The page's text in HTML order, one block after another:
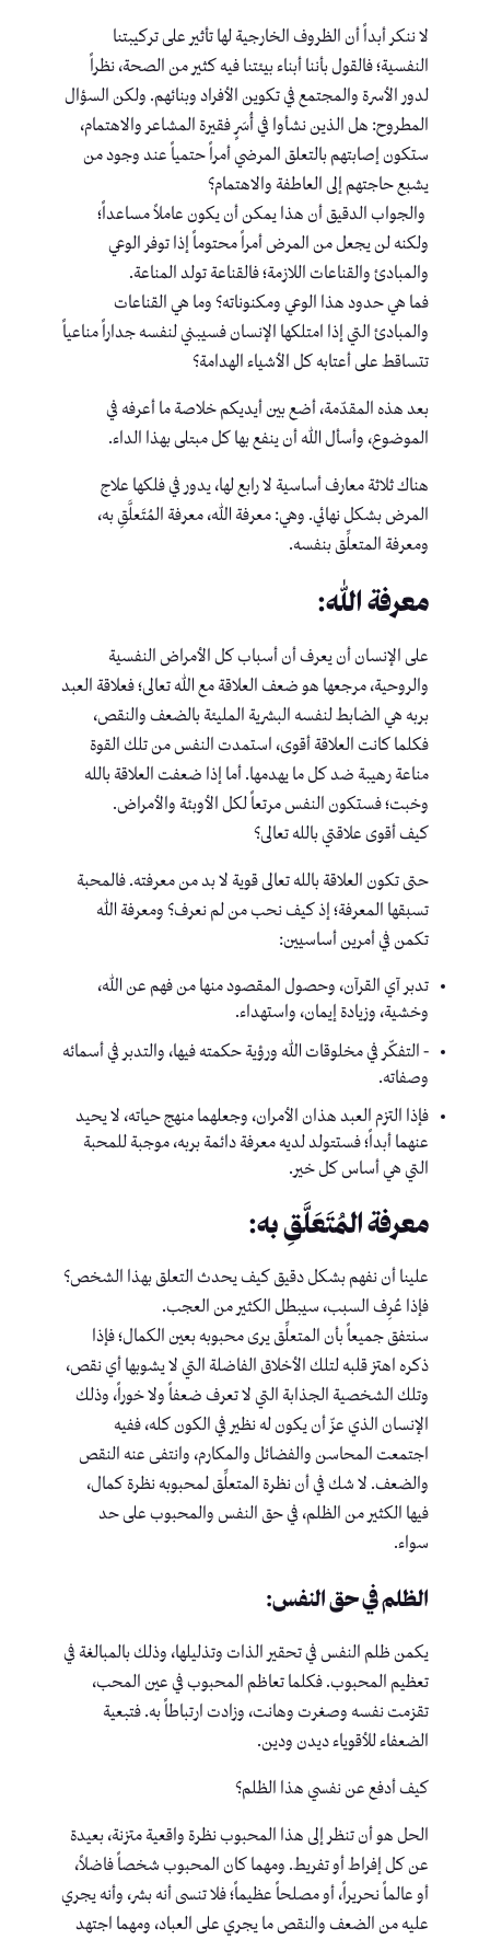
لا ننكر أبداً أن الظروف الخارجية لها تأثير على تركيبتنا
النفسية؛ فالقول بأننا أبناء بيئتنا فيه كثير من الصحة، نظراً
لدور الأسرة والمجتمع في تكوين الأفراد وبنائهم. ولكن السؤال
المطروح: هل الذين نشأوا في أُسَرٍ فقيرة المشاعر والاهتمام،
ستكون إصابتهم بالتعلق المرضي أمراً حتمياً عند وجود من
يشبع حاجتهم إلى العاطفة والاهتمام؟
‏ والجواب الدقيق أن هذا يمكن أن يكون عاملاً مساعداً؛
ولكنه لن يجعل من المرض أمراً محتوماً إذا توفر الوعي
والمبادئ والقناعات اللازمة؛ فالقناعة تولد المناعة.
فما هي حدود هذا الوعي ومكنوناته؟ وما هي القناعات
والمبادئ التي إذا امتلكها الإنسان فسيبني لنفسه جداراً مناعياً
تتساقط على أعتابه كل الأشياء الهدامة؟
بعد هذه المقدّمة، أضع بين أيديكم خلاصة ما أعرفه في
الموضوع، وأسأل الله أن ينفع بها كل مبتلى بهذا الداء.
هناك ثلاثة معارف أساسية لا رابع لها، يدور في فلكها علاج
المرض بشكل نهائي. وهي: معرفة الله، معرفة المُتَعلَّقِ به،
ومعرفة المتعلِّق بنفسه.
معرفة الله:
على الإنسان أن يعرف أن أسباب كل الأمراض النفسية
والروحية، مرجعها هو ضعف العلاقة مع الله تعالى؛ فعلاقة العبد
بربه هي الضابط لنفسه البشرية المليئة بالضعف والنقص،
فكلما كانت العلاقة أقوى، استمدت النفس من تلك القوة
مناعة رهيبة ضد كل ما يهدمها. أما إذا ضعفت العلاقة بالله
وخبت؛ فستكون النفس مرتعاً لكل الأوبئة والأمراض.
كيف أقوى علاقتي بالله تعالى؟
حتى تكون العلاقة بالله تعالى قوية لا بد من معرفته. فالمحبة
تسبقها المعرفة؛ إذ كيف نحب من لم نعرف؟ ومعرفة الله
تكمن في أمرين أساسيين:
تدبر آي القرآن، وحصول المقصود منها من فهم عن الله،
وخشية، وزيادة إيمان، واستهداء.
‏- التفكّر في مخلوقات الله ورؤية حكمته فيها، والتدبر في أسمائه
وصفاته.
‏فإذا التزم العبد هذان الأمران، وجعلهما منهج حياته، لا يحيد
عنهما أبداً؛ فستتولد لديه معرفة دائمة بربه، موجبة للمحبة
التي هي أساس كل خير.
معرفة المُتَعَلَّقِ به:
علينا أن نفهم بشكل دقيق كيف يحدث التعلق بهذا الشخص؟
فإذا عُرِف السبب، سيبطل الكثير من العجب.
‏سنتفق جميعاً بأن المتعلِّق يرى محبوبه بعين الكمال؛ فإذا
ذكره اهتز قلبه لتلك الأخلاق الفاضلة التي لا يشوبها أي نقص،
وتلك الشخصية الجذابة التي لا تعرف ضعفاً ولا خوراً، وذلك
الإنسان الذي عزّ أن يكون له نظير في الكون كله، ففيه
اجتمعت المحاسن والفضائل والمكارم، وانتفى عنه النقص
والضعف. لا شك في أن نظرة المتعلِّق لمحبوبه نظرة كمال،
فيها الكثير من الظلم، في حق النفس والمحبوب على حد
سواء.
الظلم في حق النفس:
يكمن ظلم النفس في تحقير الذات وتذليلها، وذلك بالمبالغة في
تعظيم المحبوب. فكلما تعاظم المحبوب في عين المحب،
تقزمت نفسه وصغرت وهانت، وزادت ارتباطاً به. فتبعية
الضعفاء للأقوياء ديدن ودين.
كيف أدفع عن نفسي هذا الظلم؟
الحل هو أن تنظر إلى هذا المحبوب نظرة واقعية متزنة، بعيدة
عن كل إفراط أو تفريط. ومهما كان المحبوب شخصاً فاضلاً،
أو عالماً نحريراً، أو مصلحاً عظيماً؛ فلا تنسى أنه بشر، وأنه يجري
عليه من الضعف والنقص ما يجري على العباد، ومهما اجتهد